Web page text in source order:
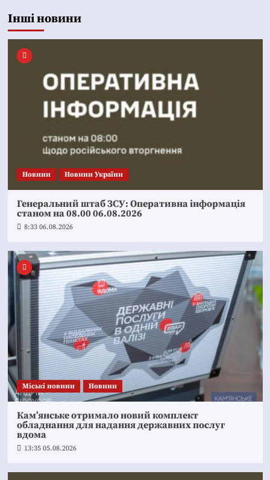
Інші новини
Новини Новини України
Генеральний штаб ЗСУ: Оперативна інформація
станом на 08.00 06.08.2026
8:33 06.08.2026
Mіські новини Новини
Кам’янське отримало новий комплект
обладнання для надання державних послуг
вдома
13:35 05.08.2026